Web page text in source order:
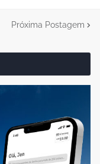
Próxima Postagem